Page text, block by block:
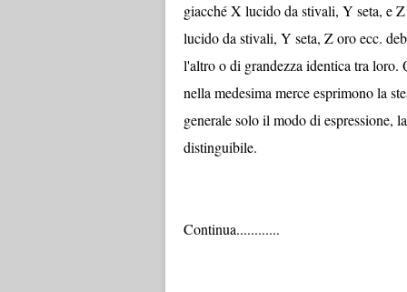
giacché X lucido da stivali, Y seta, e
lucido da stivali, Y seta, Z oro ecc.
l'altro o di grandezza identica tra
nella medesima merce esprimono la
generale solo il modo di espressione,
Continua............